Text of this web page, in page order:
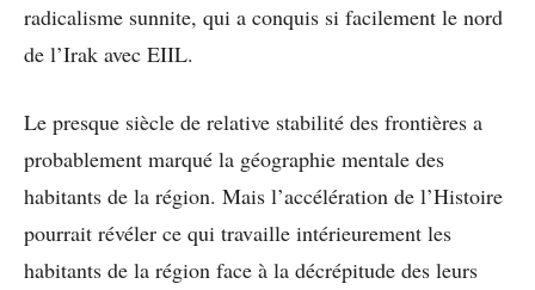
radicalisme sunnite, qui a conquis si facilement le nord
de l’Irak avec EIIL.
Le presque siècle de relative stabilité des frontières a
probablement marqué la géographie mentale des
habitants de la région. Mais l’accélération de l’Histoire
pourrait révéler ce qui travaille intérieurement les
habitants de la région face à la décrépitude des leurs